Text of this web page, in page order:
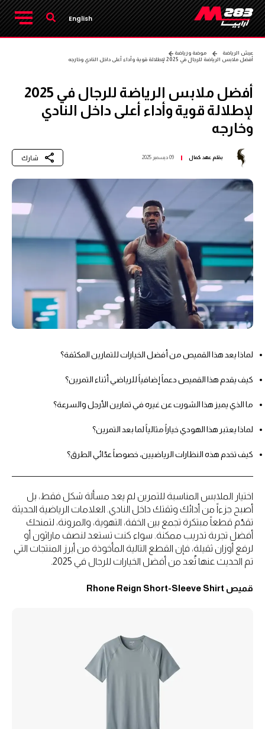
English
عيش الرياضة
موضة ورياضة
أفضل ملابس الرياضة للرجال في 2025 لإطلالة قوية وأداء أعلى داخل النادي وخارجه
أفضل ملابس الرياضة للرجال في 2025
لإطلالة قوية وأداء أعلى داخل النادي
وخارجه
بقلمعهد كمال 09 ديسمبر 2025 شارك
لماذا يعد هذا القميص من أفضل الخيارات للتمارين المكثفة؟
كيف يقدم هذا القميص دعماً إضافياً للرياضي أثناء التمرين؟
ما الذي يميز هذا الشورت عن غيره في تمارين الأرجل والسرعة؟
لماذا يعتبر هذا الهودي خياراً مثالياً لما بعد التمرين؟
كيف تخدم هذه النظارات الرياضيين، خصوصاً عدّائي الطرق؟
اختيار الملابس المناسبة للتمرين لم يعد مسألة شكل فقط، بل
أصبح جزءاً من أدائك وثقتك داخل النادي. العلامات الرياضية الحديثة
تقدّم قطعاً مبتكرة تجمع بين الخفة، التهوية، والمرونة، لتمنحك
أفضل تجربة تدريب ممكنة. سواء كنت تستعد لنصف ماراثون أو
لرفع أوزان ثقيلة، فإن القطع التالية المأخوذة من أبرز المنتجات التي
تم الحديث عنها تُعد من أفضل الخيارات للرجال في 2025.
قميص Rhone Reign Short-Sleeve Shirt